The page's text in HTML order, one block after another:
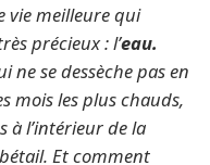
vie meilleure qui
précieux : l’eau.
se dessèche pas en
mois les plus chauds,
à l’intérieur de la
Et comment